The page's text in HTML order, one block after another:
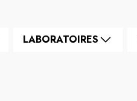
LABORATOIRES